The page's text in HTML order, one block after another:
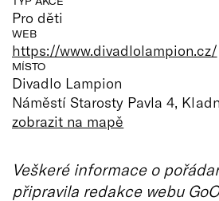
Pro děti
WEB
https://www.divadlolampion.cz/
MÍSTO
Divadlo Lampion
Náměstí Starosty Pavla 4,
zobrazit na mapě
Veškeré informace o
připravila redakce webu